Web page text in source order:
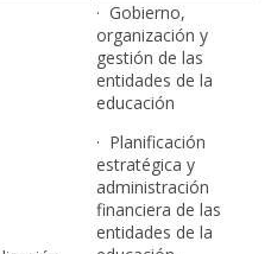
· Gobierno,
organización y
gestión de las
entidades de la
educación
· Planificación
estratégica y
administración
financiera de las
entidades de la